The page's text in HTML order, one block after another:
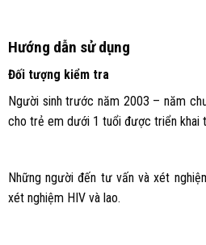
Hướng dẫn sử dụng
Đối tượng kiểm tra
Người sinh trước năm 2003 – năm
cho trẻ em dưới 1 tuổi được triển khai
Những người đến tư vấn và xét
xét nghiệm HIV và lao.